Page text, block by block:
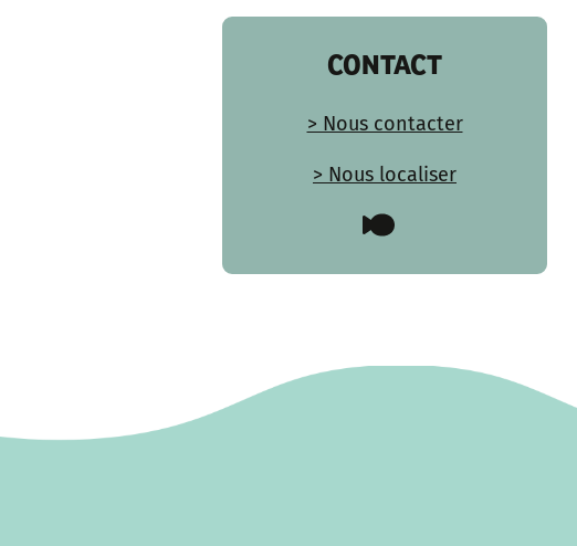
CONTACT
> Nous contacter
> Nous localiser